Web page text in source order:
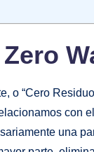
o “Cero
con
una